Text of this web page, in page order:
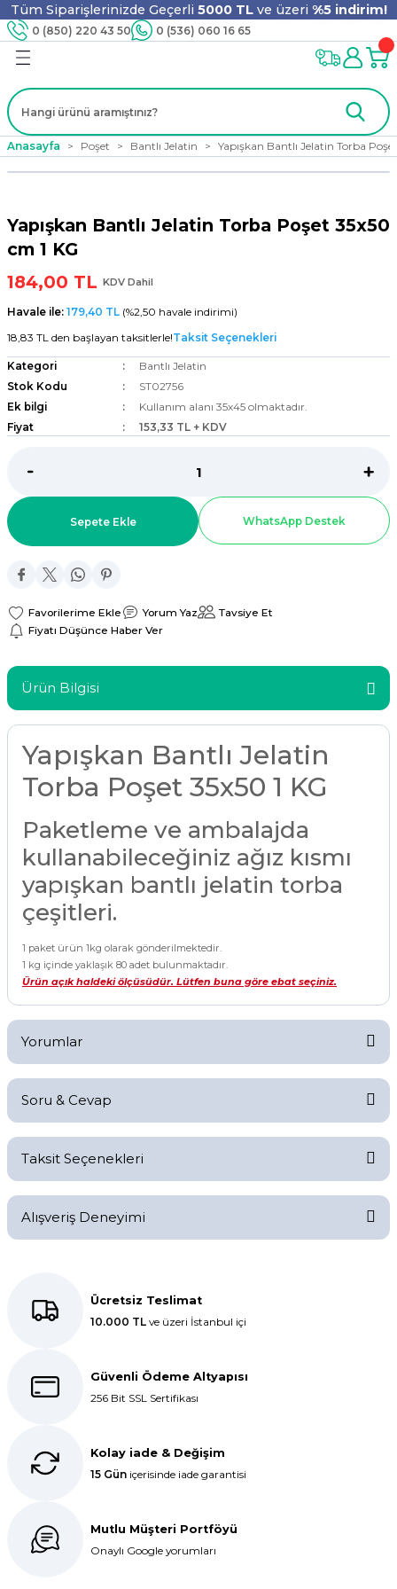
Tüm Siparişlerinizde Geçerli 5000 TLve üzeri %5 indirim!
0 (850) 220 43 50 0 (536) 060 16 65
Geri Dön
Geri Dön
Ürünleri
Geri Dön
Geri Dön
Tahta Karıştırıcı
Geri Dön
Kapları
Geri Dön
Geri Dön
Geri Dön
Anasayfa Poşet Bantlı Jelatin Yapışkan Bantlı Jelatin Torba
Yapışkan Bantlı Jelatin Torba Poşet 35x50
cm 1 KG
184,00 TL KDV Dahil
Havale ile: 179,40 TL (%2,50 havale indirimi)
18,83 TL den başlayan taksitlerle!Taksit Seçenekleri
Kategori
Bantlı Jelatin
Stok Kodu
ST02756
Ek bilgi
Kullanım alanı 35x45 olmaktadır.
Fiyat
153,33 TL + KDV
Sepete Ekle WhatsApp Destek
Yorum Yaz
Tavsiye Et
Fiyatı Düşünce Haber Ver
Ürün Bilgisi
Yapışkan Bantlı Jelatin
Torba Poşet 35x50 1 KG
Paketleme ve ambalajda
kullanabileceğiniz ağız kısmı
yapışkan bantlı jelatin torba
çeşitleri.
1 paket ürün 1kg olarak gönderilmektedir.
1 kg içinde yaklaşık 80 adet bulunmaktadır.
Ürün açık haldeki ölçüsüdür. Lütfen buna göre ebat seçiniz.
Yorumlar
Yorum Yaz
Soru & Cevap
Ürün kaç mikron oluyor
F... Y... | 17/07/2026
Merhabalar, bantlı jelatin ürünlerimiz çift kat 80 microndur.
Soru Sor
Taksit Seçenekleri
Alışveriş Deneyimi
E... K... | 27/10/2025
Dolphin aynı kalitede . Hızlı kargo
ve teslimat için ayrıca teşekkür
Bir önceki siparişim sorunsuz geldi
sipariş verdim inşallah sıkıntı olmaz
hızlı kargo içinde teşekkürler
Ücretsiz Teslimat
10.000 TL ve üzeri İstanbul içi
Güvenli Ödeme Altyapısı
256 Bit SSL Sertifikası
Kolay iade & Değişim
15 Gün içerisinde iade garantisi
Mutlu Müşteri Portföyü
Onaylı Google yorumları